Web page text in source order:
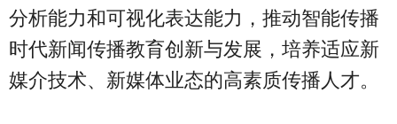
分析能力和可视化表达能力，推动智能传播
时代新闻传播教育创新与发展，培养适应新
媒介技术、新媒体业态的高素质传播人才。